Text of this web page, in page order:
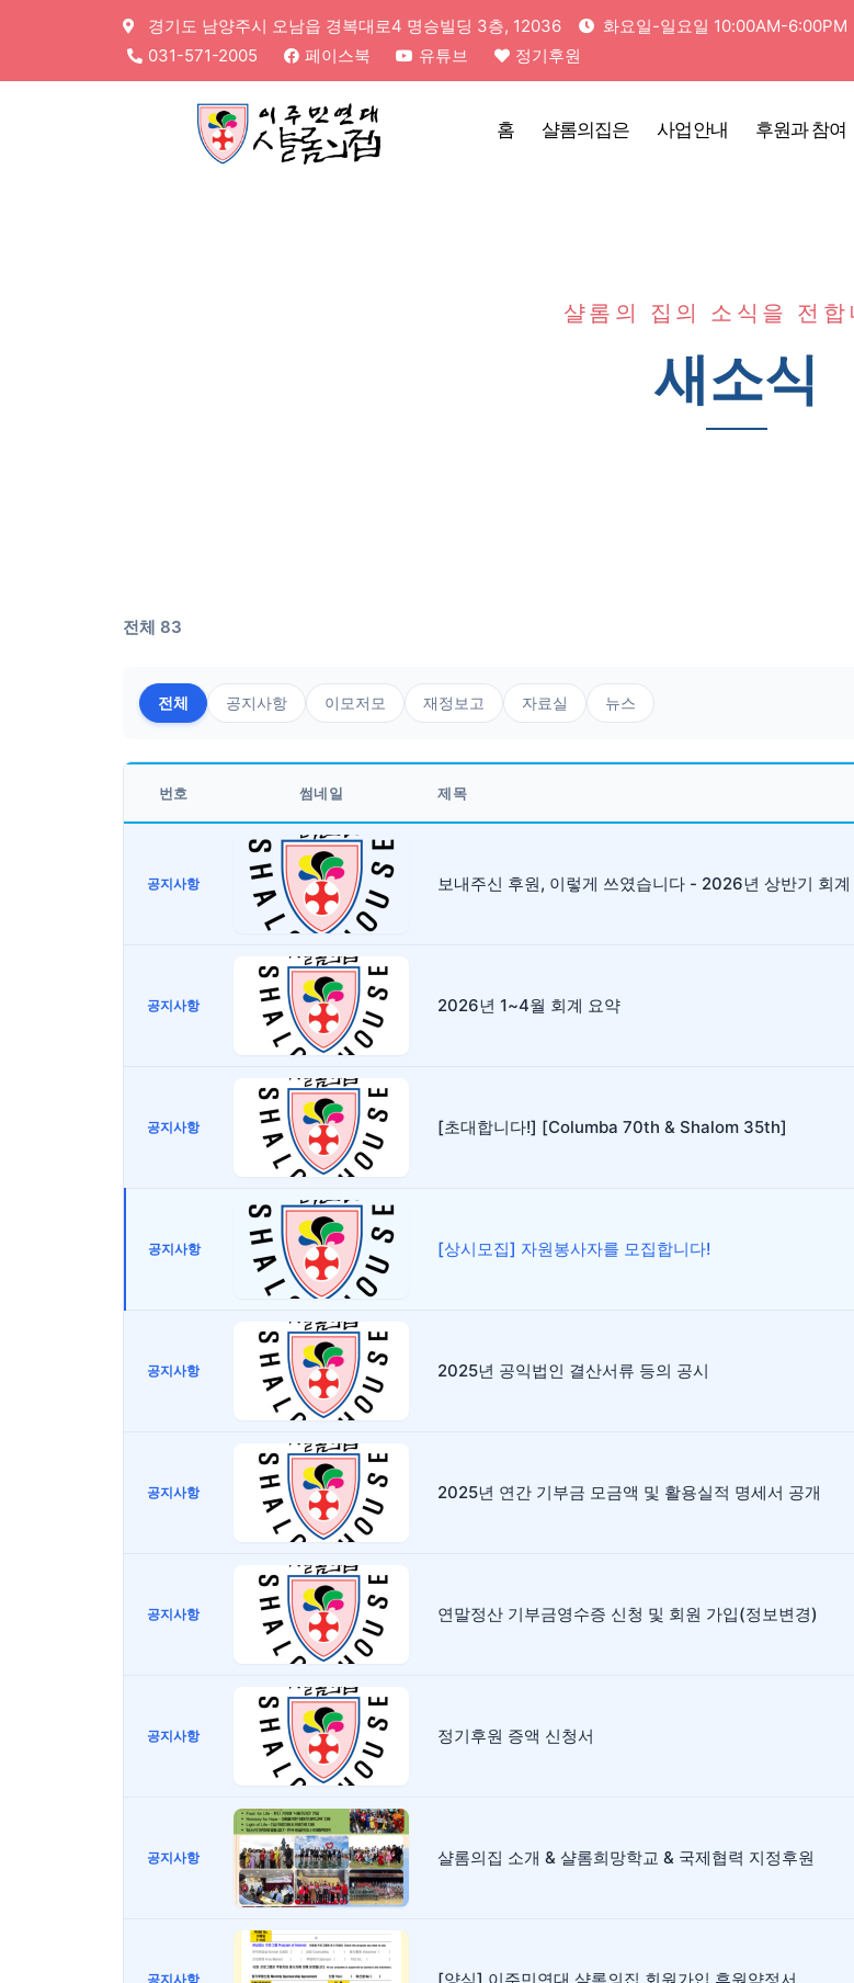
경기도 남양주시 오남읍 경복대로4 명승빌딩 3층, 12036 화요일-일요일 10:00AM-6:00PM
031-571-2005
페이스북 유튜브 정기후원
홈 샬롬의집은 사업안내 후원과 참여
샬롬의 집의 소식을 전합
새소식
전체 83
전체 공지사항 이모저모 재정보고 자료실 뉴스
번호 썸네일 제목
공지사항 보내주신 후원, 이렇게 쓰였습니다 - 2026년 상반기 회계
공지사항 2026년 1~4월 회계 요약
공지사항 [초대합니다!] [Columba 70th & Shalom 35th]
공지사항 [상시모집] 자원봉사자를 모집합니다!
공지사항 2025년 공익법인 결산서류 등의 공시
공지사항 2025년 연간 기부금 모금액 및 활용실적 명세서 공개
공지사항 연말정산 기부금영수증 신청 및 회원 가입(정보변경)
공지사항 정기후원 증액 신청서
공지사항 샬롬의집 소개 & 샬롬희망학교 & 국제협력 지정후원
공지사항